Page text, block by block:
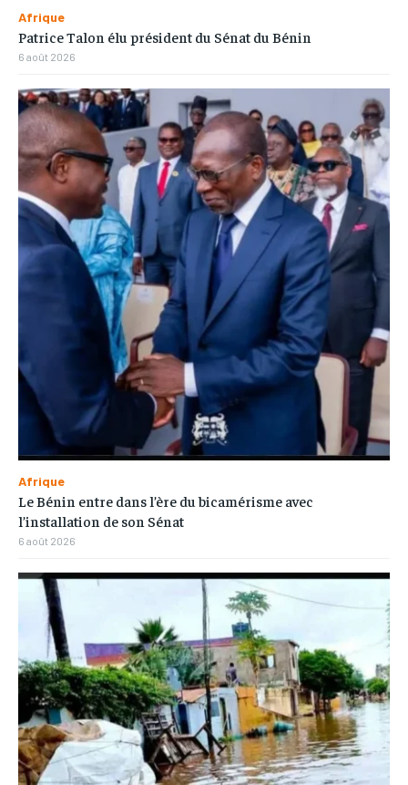
Afrique
Patrice Talon élu président du Sénat du Bénin
6 août 2026
Afrique
Le Bénin entre dans l’ère du bicamérisme avec
l’installation de son Sénat
6 août 2026